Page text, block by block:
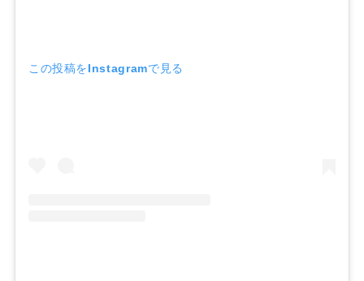
この投稿をInstagramで見る